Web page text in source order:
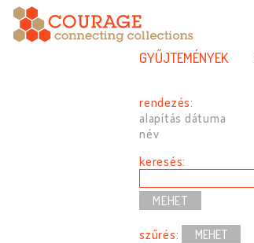
GYŰJTEMÉNYEK
rendezés:
alapítás dátuma
név
keresés:
szűrés:
MEHET